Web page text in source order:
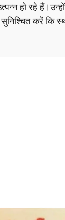
हो रहे
करें कि